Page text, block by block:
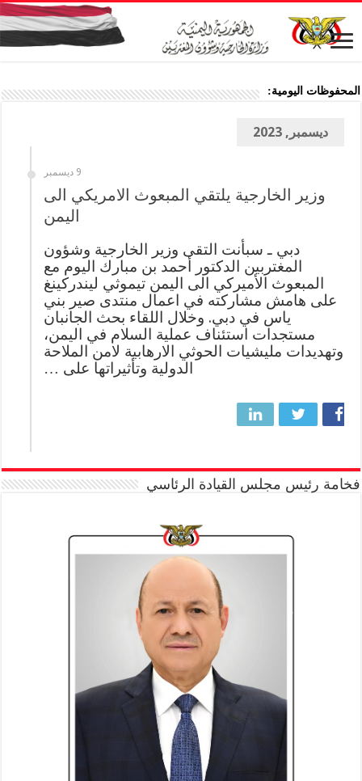
المحفوظات اليومية:
ديسمبر, 2023
9 ديسمبر
وزير الخارجية يلتقي المبعوث الامريكي الى
اليمن
دبي ـ سبأنت التقى وزير الخارجية وشؤون
المغتربين الدكتور أحمد بن مبارك اليوم مع
المبعوث الأميركي الى اليمن تيموثي ليندركينغ
على هامش مشاركته في اعمال منتدى صير بني
ياس في دبي. وخلال اللقاء بحث الجانبان
مستجدات استئناف عملية السلام في اليمن،
وتهديدات مليشيات الحوثي الارهابية لامن الملاحة
الدولية وتأثيراتها على …
فخامة رئيس مجلس القيادة الرئاسي